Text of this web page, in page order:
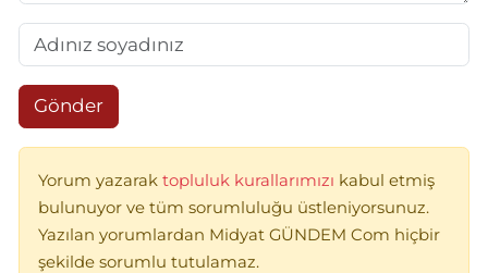
Gönder
Yorum yazarak topluluk kurallarımızı kabul etmiş
bulunuyor ve tüm sorumluluğu üstleniyorsunuz.
Yazılan yorumlardan Midyat GÜNDEM Com hiçbir
şekilde sorumlu tutulamaz.